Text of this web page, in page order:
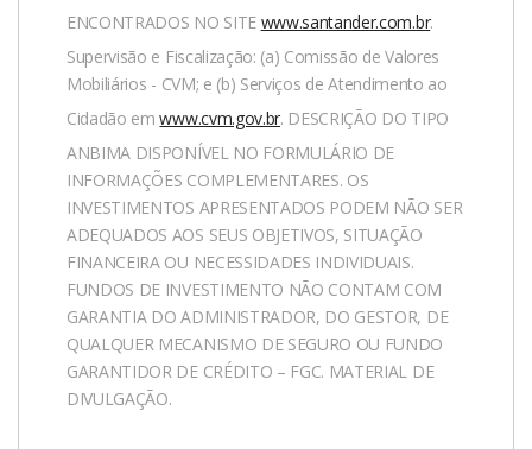
ENCONTRADOS NO SITE www.santander.com.br.
Supervisão e Fiscalização: (a) Comissão de Valores
Mobiliários - CVM; e (b) Serviços de Atendimento ao
Cidadão emwww.cvm.gov.br. DESCRIÇÃO DO TIPO
ANBIMA DISPONÍVEL NO FORMULÁRIO DE
INFORMAÇÕES COMPLEMENTARES. OS
INVESTIMENTOS APRESENTADOS PODEM NÃO SER
ADEQUADOS AOS SEUS OBJETIVOS, SITUAÇÃO
FINANCEIRA OU NECESSIDADES INDIVIDUAIS.
FUNDOS DE INVESTIMENTO NÃO CONTAM COM
GARANTIA DO ADMINISTRADOR, DO GESTOR, DE
QUALQUER MECANISMO DE SEGURO OU FUNDO
GARANTIDOR DE CRÉDITO – FGC. MATERIAL DE
DIVULGAÇÃO.